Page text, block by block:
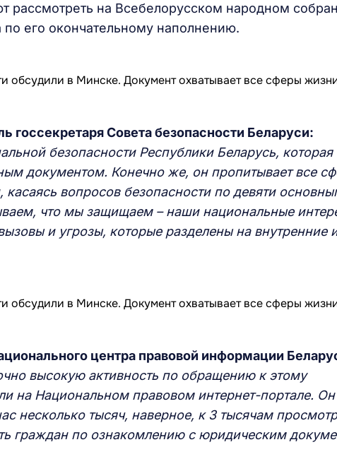
рассмотреть на Всебелорусском народном
его окончательному наполнению.
госсекретаряСовета безопасности Беларуси:
безопасности Республики Беларусь, которая
документом. Конечно же, он пропитывает все
вопросов безопасности по девяти
что мы защищаем – наши национальные
и угрозы, которые разделенына внутренние
центра правовой информации Б
высокую активность по обращению к этому
на Национальном правовом интернет-портале. Он
несколько тысяч, наверное, к 3 тысячам
граждан по ознакомлению с юридическим